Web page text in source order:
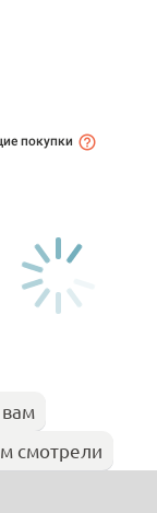
покупки
смотрели